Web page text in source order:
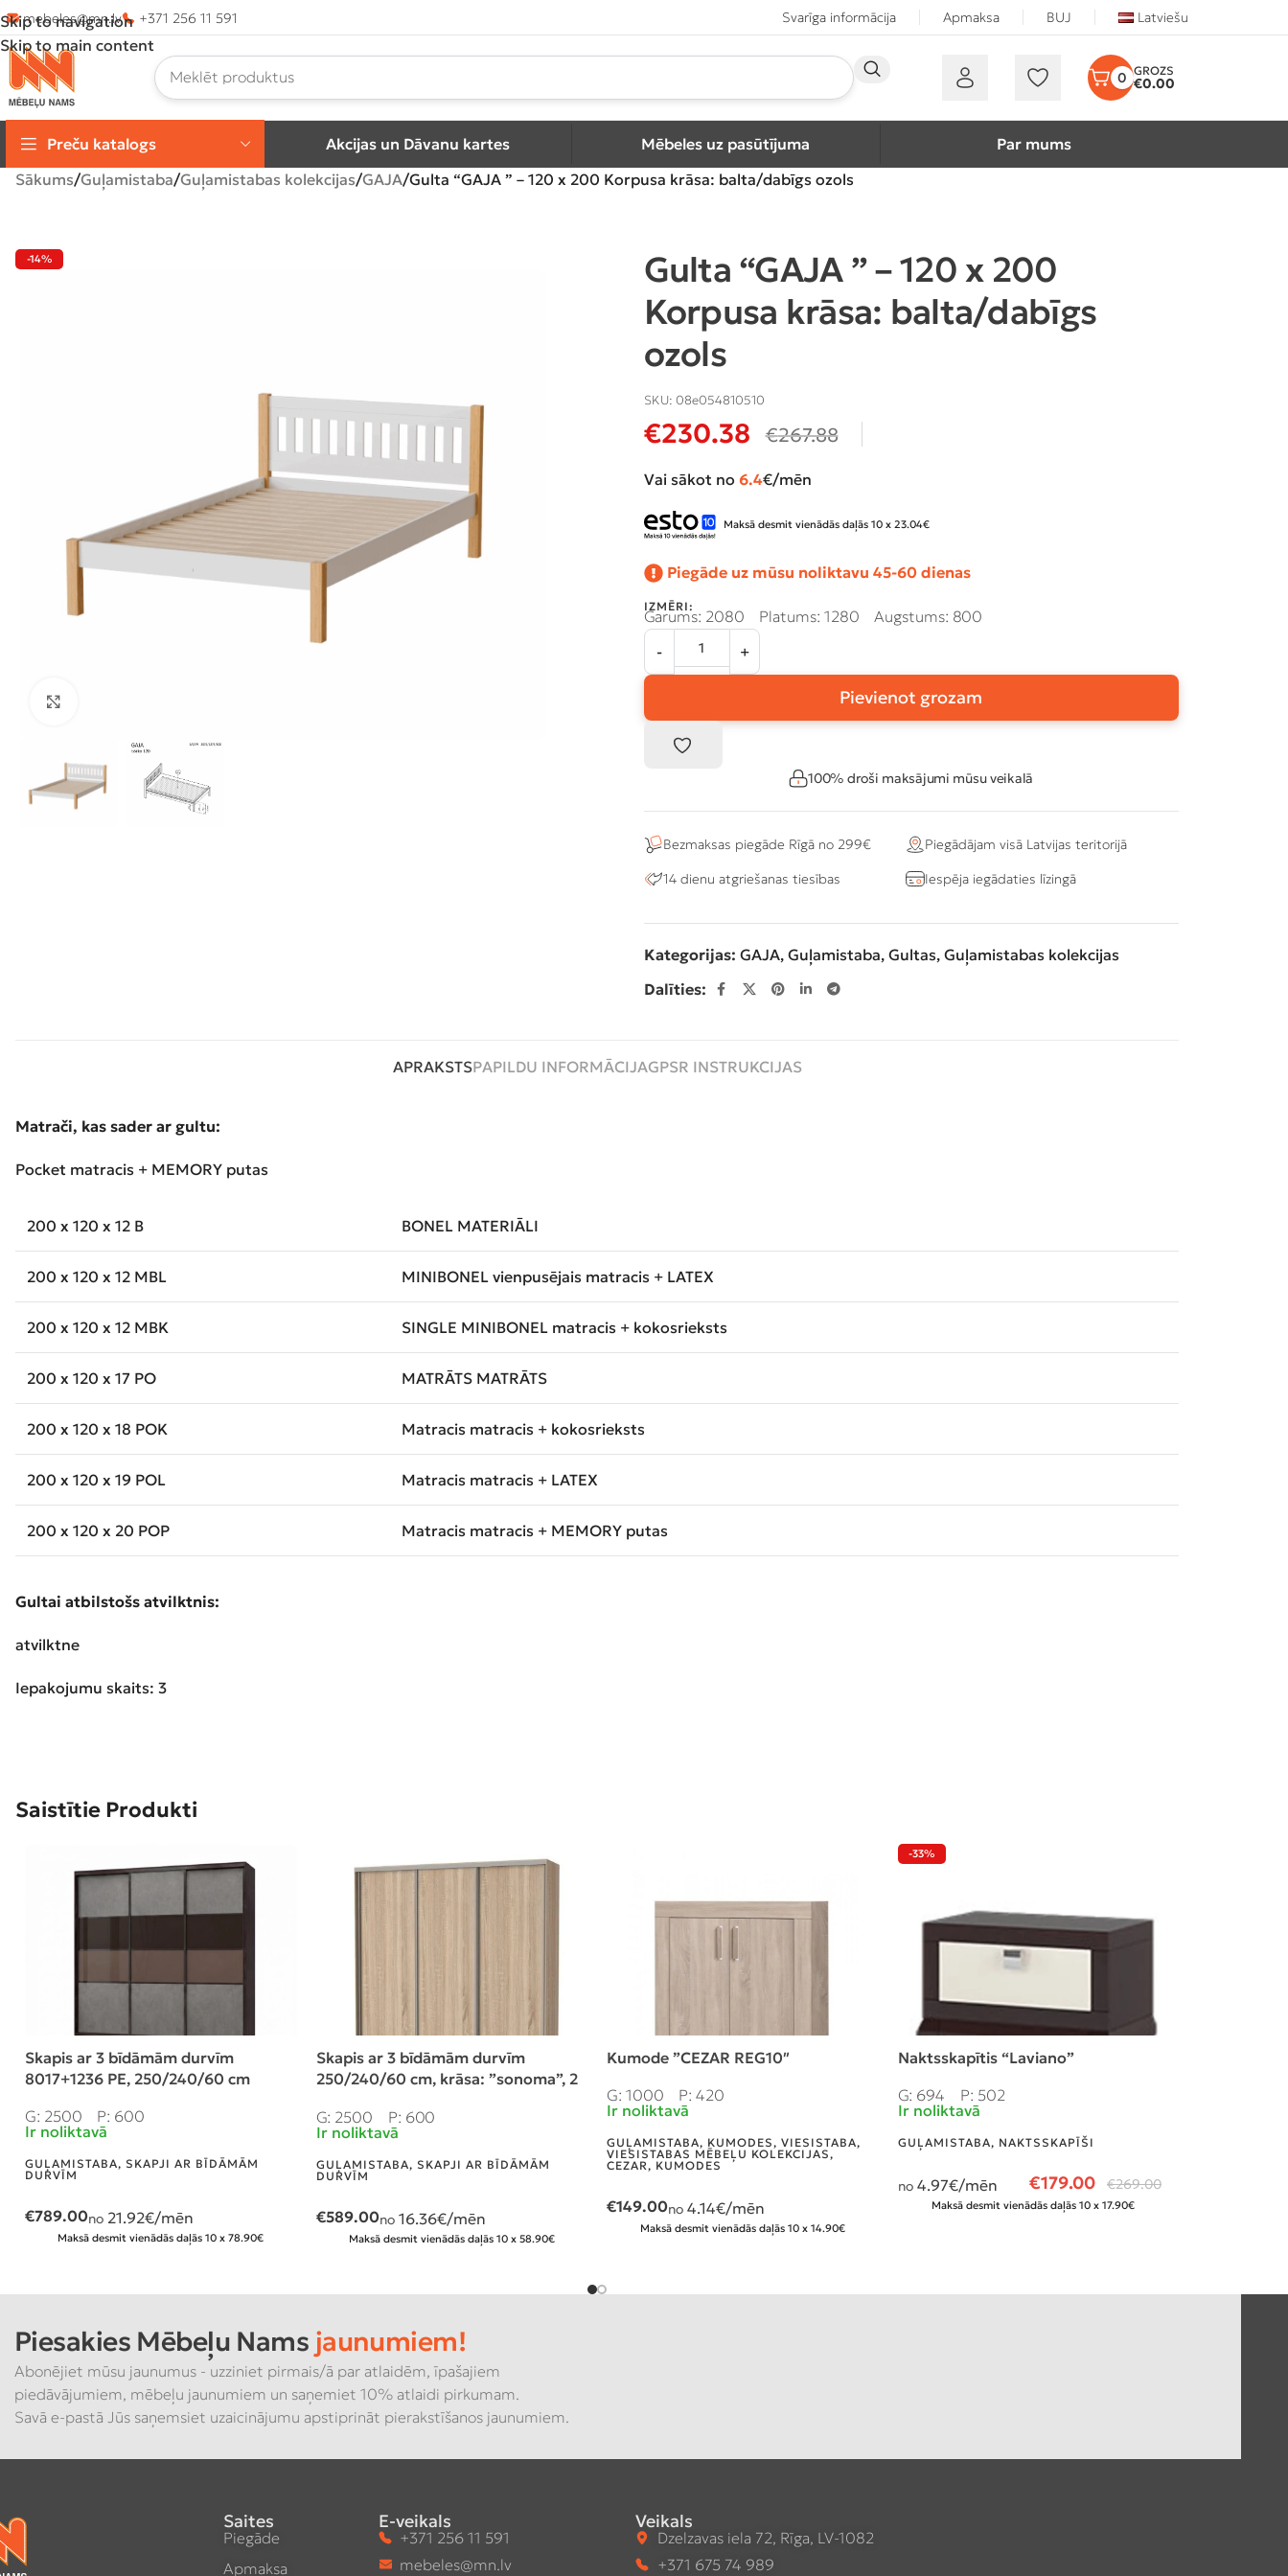
Skip to navigation
Skip to main content
mebeles@mn.lv +371 256 11 591 Svarīga informācija Apmaksa BUJ Latviešu
0 €0.00
Preču katalogs Akcijas un Dāvanu kartes Mēbeles uz pasūtījuma
Par mums
Sākums Guļamistaba Guļamistabas kolekcijas GAJA Gulta “GAJA ” – 120 x 200 Korpusa krāsa: balta/dabīgs ozols
-14%
Gulta “GAJA ” – 120 x 200
Korpusa krāsa: balta/dabīgs
ozols
SKU: 08e054810510
€230.38 €267.88
Vai sākot no 6.4€/mēn
Maksā desmit vienādās daļās 10 x 23.04€
Piegāde uz mūsu noliktavu 45-60 dienas
IZMĒRI:
Garums: 2080 Platums: 1280 Augstums: 800
Pievienot grozam
100% droši maksājumi mūsu veikalā
Bezmaksas piegāde Rīgā no 299€
Piegādājam visā Latvijas teritorijā
14 dienu atgriešanas tiesības
Iespēja iegādaties līzingā
Kategorijas: GAJA, Guļamistaba, Gultas, Guļamistabas kolekcijas
Dalīties:
APRAKSTSPAPILDU INFORMĀCIJAGPSR INSTRUKCIJAS
Matrači, kas sader ar gultu:
Pocket matracis + MEMORY putas
200 x 120 x 12 B BONEL MATERIĀLI
200 x 120 x 12 MBL MINIBONEL vienpusējais matracis + LATEX
200 x 120 x 12 MBK SINGLE MINIBONEL matracis + kokosrieksts
200 x 120 x 17 PO MATRĀTS MATRĀTS
200 x 120 x 18 POK Matracis matracis + kokosrieksts
200 x 120 x 19 POL Matracis matracis + LATEX
200 x 120 x 20 POP Matracis matracis + MEMORY putas
Gultai atbilstošs atvilktnis:
atvilktne
Iepakojumu skaits: 3
Saistītie Produkti
Skapis ar 3 bīdāmām durvīm
8017+1236 PE, 250/240/60 cm
G: 2500
P: 600
Ir noliktavā
GUĻAMISTABA, SKAPJI AR BĪDĀMĀM
DURVĪM
€789.00no 21.92€/mēn
Maksā desmit vienādās daļās 10 x 78.90€
Skapis ar 3 bīdāmām durvīm
250/240/60 cm, krāsa: ”sonoma”, 2
G: 2500
P: 600
Ir noliktavā
GUĻAMISTABA, SKAPJI AR BĪDĀMĀM
DURVĪM
€589.00no 16.36€/mēn
Maksā desmit vienādās daļās 10 x 58.90€
Kumode ”CEZAR REG10″
G: 1000
P: 420
Ir noliktavā
GUĻAMISTABA, KUMODES, VIESISTABA,
VIESISTABAS MĒBEĻU KOLEKCIJAS,
CEZAR, KUMODES
€149.00no 4.14€/mēn
Maksā desmit vienādās daļās 10 x 14.90€
-33%
Naktsskapītis “Laviano”
G: 694
P: 502
Ir noliktavā
GUĻAMISTABA, NAKTSSKAPĪŠI
€179.00 €269.00
no 4.97€/mēn
Maksā desmit vienādās daļās 10 x 17.90€
Piesakies Mēbeļu Nams jaunumiem!
Abonējiet mūsu jaunumus - uzziniet pirmais/ā par atlaidēm, īpašajiem
piedāvājumiem, mēbeļu jaunumiem un saņemiet 10% atlaidi pirkumam.
Savā e-pastā Jūs saņemsiet uzaicinājumu apstiprināt pierakstīšanos jaunumiem.
Saites
Piegāde
Apmaksa
E-veikals
+371 256 11 591
mebeles@mn.lv
Veikals
Dzelzavas iela 72, Rīga, LV-1082
+371 675 74 989